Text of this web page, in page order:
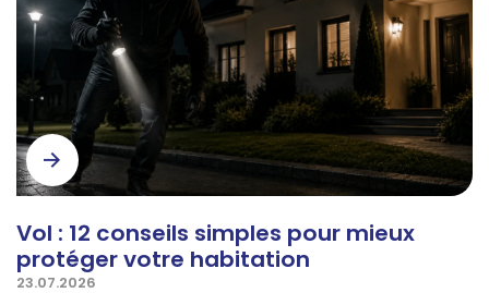
Vol : 12 conseils simples pour mieux
protéger votre habitation
23.07.2026